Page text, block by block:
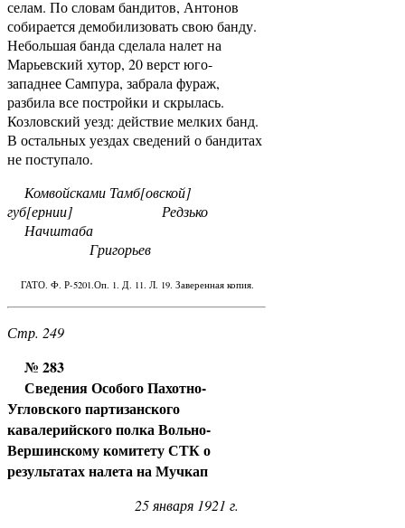
селам. По словам бандитов, Антонов
собирается демобилизовать свою банду.
Небольшая банда сделала налет на
Марьевский хутор, 20 верст юго-
западнее Сампура, забрала фураж,
разбила все постройки и скрылась.
Козловский уезд: действие мелких банд.
В остальных уездах сведений о бандитах
не поступало.
Комвойсками Тамб[овской]
губ[ернии] Редзько
Начштаба
Григорьев
ГАТО. Ф. Р-5201.Оп. 1. Д. 11. Л. 19. Заверенная копия.
Стр. 249
№ 283
Сведения Особого Пахотно-
Угловского партизанского
кавалерийского полка Вольно-
Вершинскому комитету СТК о
результатах налета на Мучкап
25 января 1921 г.